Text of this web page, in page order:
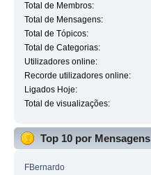
Total de Membros:
Total de Mensagens:
Total de Tópicos:
Total de Categorias:
Utilizadores online:
Recorde utilizadores online:
Ligados Hoje:
Total de visualizações:
Top 10 por Mensagens
FBernardo